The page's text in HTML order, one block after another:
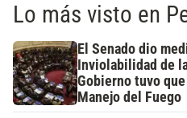
Lo más visto en
El Senado dio
Inviolabilidad de
Gobierno tuvo
Manejo del Fuego